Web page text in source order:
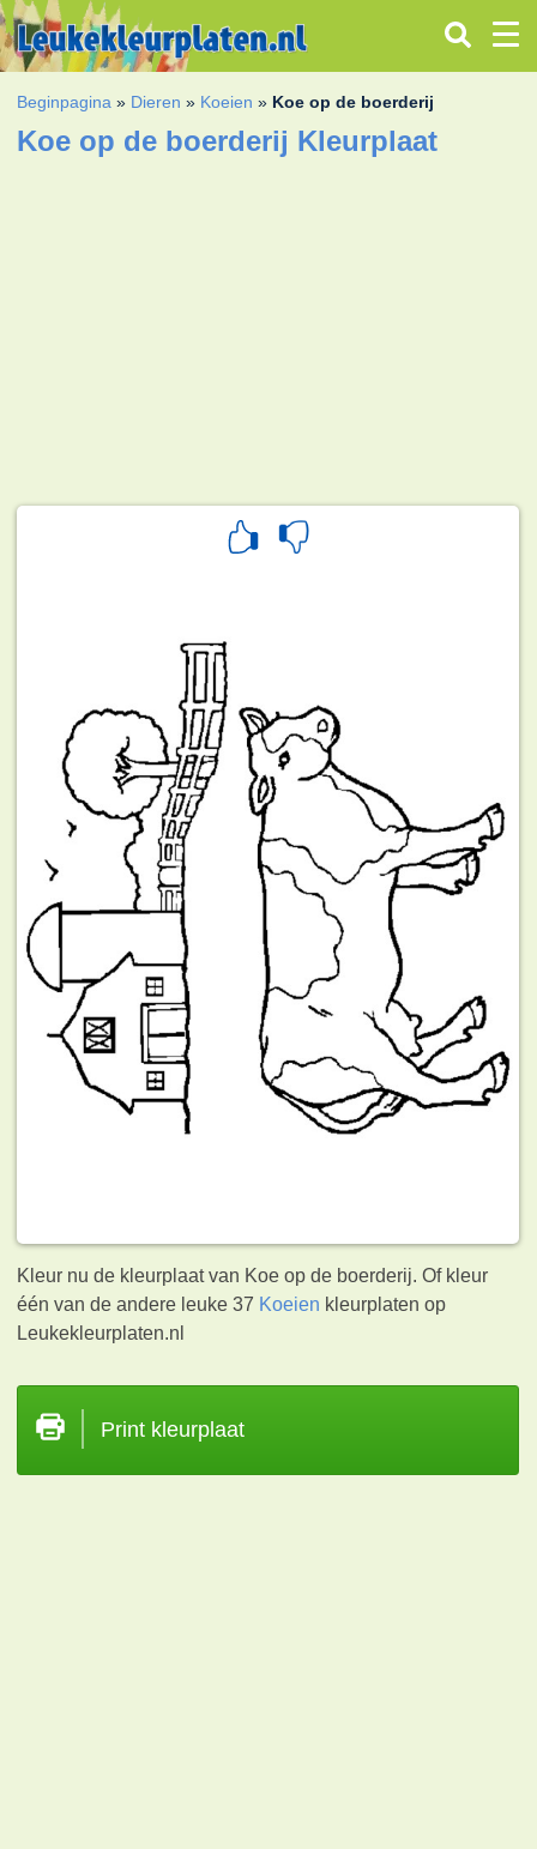
Beginpagina » Dieren » Koeien » Koe op de boerderij
Koe op de boerderij Kleurplaat
Kleur nu de kleurplaat van Koe op de boerderij. Of kleur
één van de andere leuke 37 Koeien kleurplaten op
Leukekleurplaten.nl
Print kleurplaat